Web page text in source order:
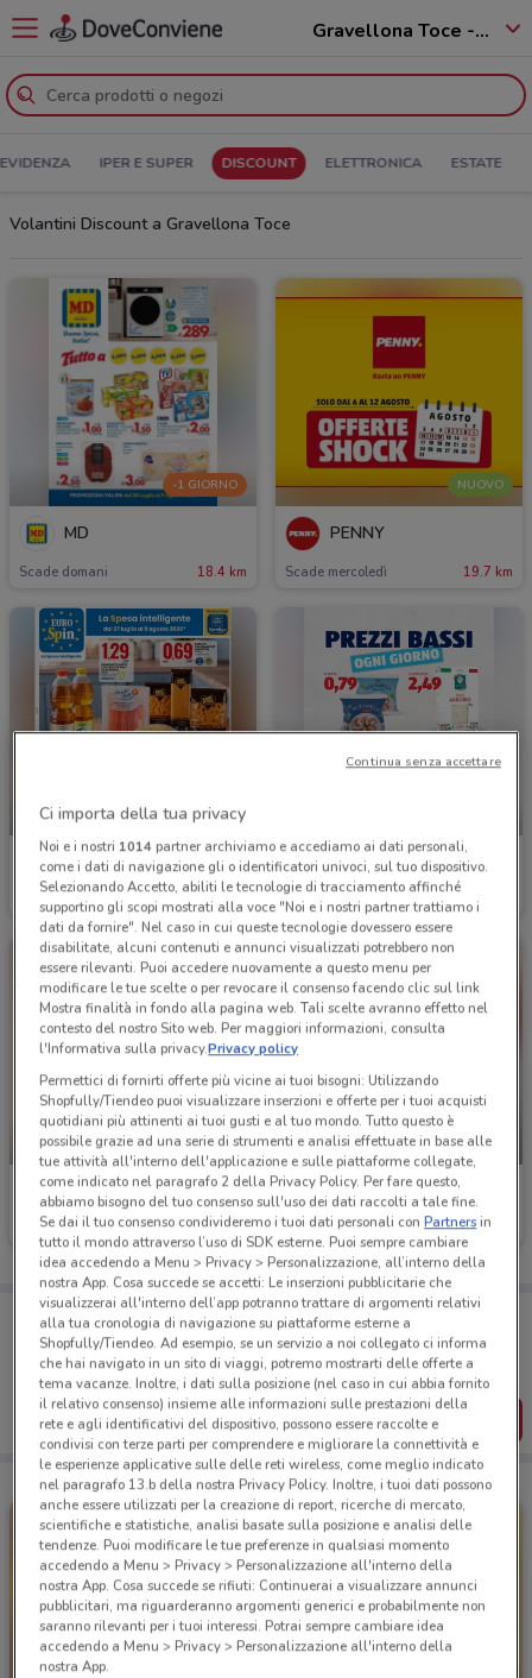
Gravellona Toce - 28883
IPER E SUPER DISCOUNT ELETTRONICA ESTATE
Volantini Discount a Gravellona Toce
-1 GIORNO
MD
Scade domani 18.4 km
NUOVO
PENNY
Scade mercoledì 19.7 km
-1 GIORNO
Eurospin
Scade domani 232 m
Aldi
Scade domani 237 m
-3 GIORNI
Action
Scade martedì 466 m
-4 GIORNI
PENNY
Scade mercoledì 734 m
Porta DoveConviene sempre con te!
Puoi trovare le migliori offerte dei negozi vicino a te,
salvarle e creare la tua lista del risparmio, comodamente
dal tuo cellulare.
SCARICA L’APP
Ci importa della tua privacy
Noi e i nostri 1014partner archiviamo e accediamo ai dati personali,
come i dati di navigazione gli o identificatori univoci, sul tuo dispositivo.
Selezionando Accetto, abiliti le tecnologie di tracciamento affinché
supportino gli scopi mostrati alla voce "Noi e i nostri partner trattiamo i
dati da fornire". Nel caso in cui queste tecnologie dovessero essere
disabilitate, alcuni contenuti e annunci visualizzati potrebbero non
essere rilevanti. Puoi accedere nuovamente a questo menu per
modificare le tue scelte o per revocare il consenso facendo clic sul link
Mostra finalità in fondo alla pagina web. Tali scelte avranno effetto nel
contesto del nostro Sito web. Per maggiori informazioni, consulta
l'Informativa sulla privacy.Privacy policy
Permettici di fornirti offerte più vicine ai tuoi bisogni: Utilizzando
Shopfully/Tiendeo puoi visualizzare inserzioni e offerte per i tuoi acquisti
quotidiani più attinenti ai tuoi gusti e al tuo mondo. Tutto questo è
possibile grazie ad una serie di strumenti e analisi effettuate in base alle
tue attività all'interno dell'applicazione e sulle piattaforme collegate,
come indicato nel paragrafo 2 della Privacy Policy. Per fare questo,
abbiamo bisogno del tuo consenso sull'uso dei dati raccolti a tale fine.
Se dai il tuo consenso condivideremo i tuoi dati personali conPartnersin
tutto il mondo attraverso l’uso di SDK esterne. Puoi sempre cambiare
idea accedendo a Menu > Privacy > Personalizzazione, all’interno della
nostra App. Cosa succede se accetti: Le inserzioni pubblicitarie che
visualizzerai all'interno dell’app potranno trattare di argomenti relativi
alla tua cronologia di navigazione su piattaforme esterne a
Shopfully/Tiendeo. Ad esempio, se un servizio a noi collegato ci informa
che hai navigato in un sito di viaggi, potremo mostrarti delle offerte a
tema vacanze. Inoltre, i dati sulla posizione (nel caso in cui abbia fornito
il relativo consenso) insieme alle informazioni sulle prestazioni della
rete e agli identificativi del dispositivo, possono essere raccolte e
condivisi con terze parti per comprendere e migliorare la connettività e
le esperienze applicative sulle delle reti wireless, come meglio indicato
nel paragrafo 13.b della nostra Privacy Policy. Inoltre, i tuoi dati possono
anche essere utilizzati per la creazione di report, ricerche di mercato,
scientifiche e statistiche, analisi basate sulla posizione e analisi delle
tendenze. Puoi modificare le tue preferenze in qualsiasi momento
accedendo a Menu > Privacy > Personalizzazione all'interno della
nostra App. Cosa succede se rifiuti: Continuerai a visualizzare annunci
pubblicitari, ma riguarderanno argomenti generici e probabilmente non
saranno rilevanti per i tuoi interessi. Potrai sempre cambiare idea
accedendo a Menu > Privacy > Personalizzazione all'interno della
nostra App.
Continua senza accettare